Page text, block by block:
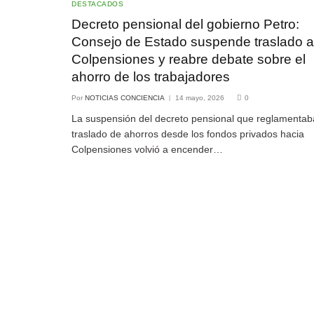
DESTACADOS
Decreto pensional del gobierno Petro:
Consejo de Estado suspende traslado a
Colpensiones y reabre debate sobre el
ahorro de los trabajadores
Por NOTICIAS CONCIENCIA 14 mayo, 2026 0
La suspensión del decreto pensional que
traslado de ahorros desde los fondos privados hacia
Colpensiones volvió a encender…